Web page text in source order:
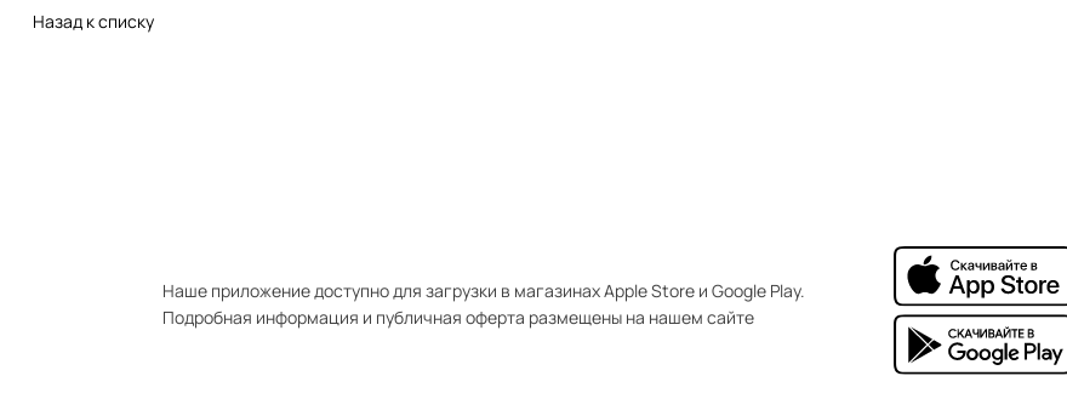
Назад к списку
Наше приложение доступно для загрузки в магазинах Apple Store и Google Play.
Подробная информация и публичная оферта размещены на нашем сайте